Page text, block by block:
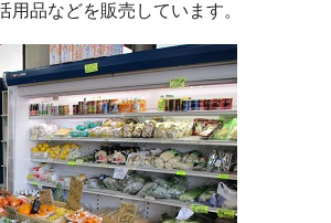
品などを販売しています。